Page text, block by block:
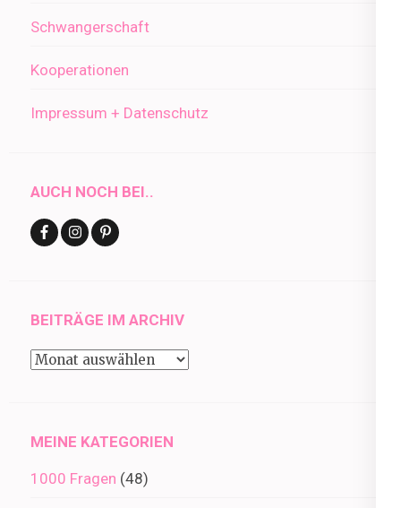
Schwangerschaft
Kooperationen
Impressum + Datenschutz
AUCH NOCH BEI..
BEITRÄGE IM ARCHIV
Beiträge
MEINE KATEGORIEN
1000 Fragen (48)